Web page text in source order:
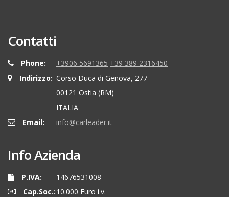
Contatti
Phone: +3906 5691365 +39 389 2316450
Indirizzo: Corso Duca di Genova, 277
00121 Ostia (RM)
ITALIA
Email:
info@carleader.it
Info Azienda
P.IVA:
14676531008
Cap.Soc.:10.000 Euro i.v.